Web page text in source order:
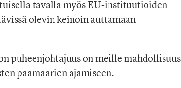
tavalla myös EU-instituutioiden
olevin keinoin auttamaan
puheenjohtajuus on meille mahdollisuus
päämäärien ajamiseen.